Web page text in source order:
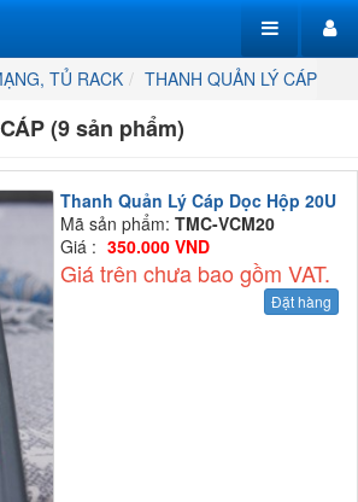
TỦ RACK THANH QUẢN LÝ CÁP
(9 sản phẩm)
Thanh Quản Lý Cáp Dọc Hộp 20U
Mã sản phẩm: TMC-VCM20
Giá : 350.000 VND
Giá trên chưa bao gồm VAT.
Đặt hàng